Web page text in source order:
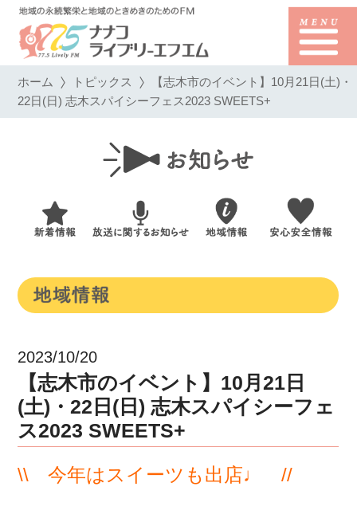
ホーム トピックス 【志木市のイベント】10月21日(土)・
22日(日) 志木スパイシーフェス2023 SWEETS+
2023/10/20
【志木市のイベント】10月21日
(土)・22日(日) 志木スパイシーフェ
ス2023 SWEETS+
\\ 今年はスイーツも出店♩ //